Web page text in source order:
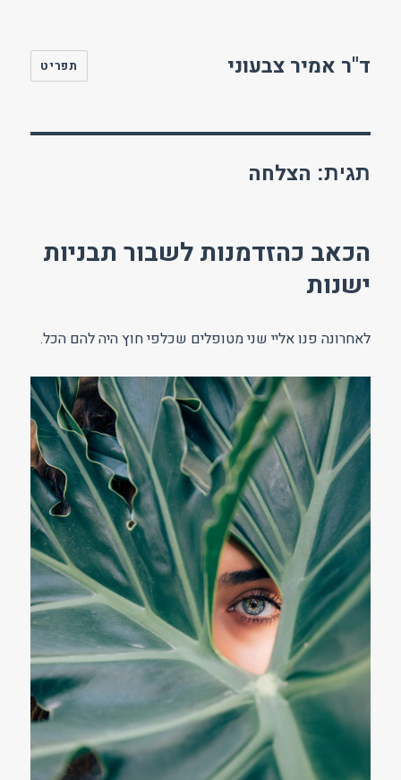
ד"ר אמיר צבעוני תפריט
תגית: הצלחה
הכאב כהזדמנות לשבור תבניות
ישנות
לאחרונה פנו אליי שני מטופלים שכלפי חוץ היה להם הכל.